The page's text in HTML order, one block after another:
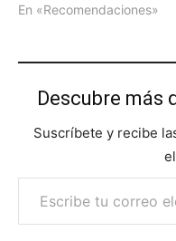
En «Recomendaciones»
Descubre más
Suscríbete y recibe
Escribe tu correo electrónico…